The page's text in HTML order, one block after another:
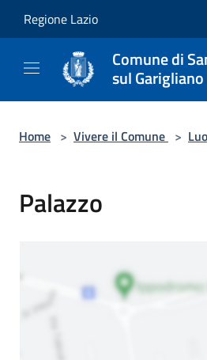
Regione Lazio
Comune di
sul Garigliano
Home > Vivere il Comune >
Palazzo